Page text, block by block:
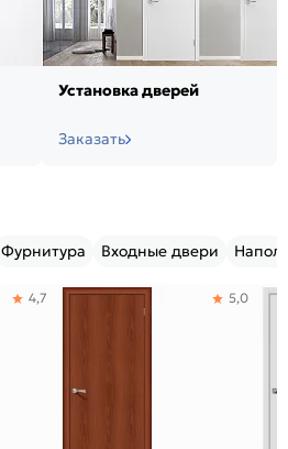
Установка дверей
Заказать
Фурнитура Входные двери
4,7 5,0